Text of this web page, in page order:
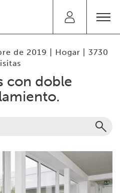
de 2019 | Hogar | 3730
con doble